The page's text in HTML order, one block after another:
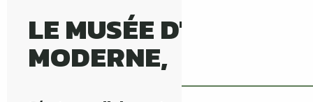
LE MUSÉE D'ART
MODERNE,